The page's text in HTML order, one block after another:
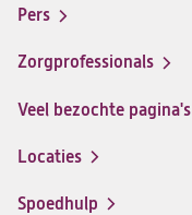
ziekenhuis
op
op
op
menu
Pers
Zorgprofessionals
Veel bezochte pagina's
Locaties
Spoedhulp